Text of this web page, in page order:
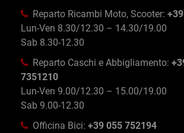
Reparto Ricambi Moto, Scooter:
Lun-Ven 8.30/12.30 – 14.30/19.00
Sab 8.30-12.30
Reparto Caschi e Abbigliamento:
7351210
Lun-Ven 9.00/12.30 – 15.00/19.00
Sab 9.00-12.30
Officina Bici: +39 055 752194